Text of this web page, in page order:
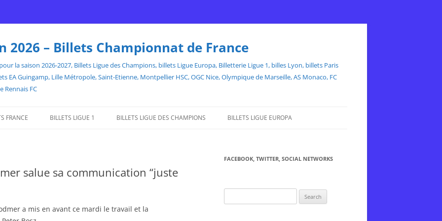
2026 – Billets Championnat de France
la saison 2026-2027, Billets Ligue des Champions, billets Ligue Europa, Billetterie Ligue 1, billes Lyon, billets Paris
EA Guingamp, Lille Métropole, Saint-Etienne, Montpellier HSC, OGC Nice, Olympique de Marseille, AS Monaco, FC
Rennais FC
FRANCE BILLETS LIGUE 1 BILLETS LIGUE DES CHAMPIONS BILLETS LIGUE EUROPA
salue sa communication “juste
a mis en avant ce mardi le travail et la
FACEBOOK, TWITTER, SOCIAL NETWORKS
for: